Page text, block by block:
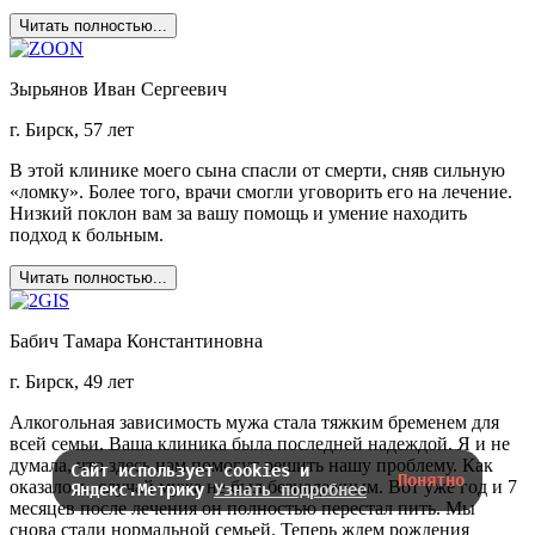
Читать полностью...
Зырьянов Иван Сергеевич
г. Бирск, 57 лет
В этой клинике моего сына спасли от смерти, сняв сильную
«ломку». Более того, врачи смогли уговорить его на лечение.
Низкий поклон вам за вашу помощь и умение находить
подход к больным.
Читать полностью...
Бабич Тамара Константиновна
г. Бирск, 49 лет
Алкогольная зависимость мужа стала тяжким бременем для
всей семьи. Ваша клиника была последней надеждой. Я и не
думала, что здесь нам помогут решить нашу проблему. Как
оказалось, случай мужа не был безнадежным. Вот уже год и 7
месяцев после лечения он полностью перестал пить. Мы
снова стали нормальной семьей. Теперь ждем рождения
Сайт использует cookies и
Яндекс.МетрикуУзнать подробнее Понятно